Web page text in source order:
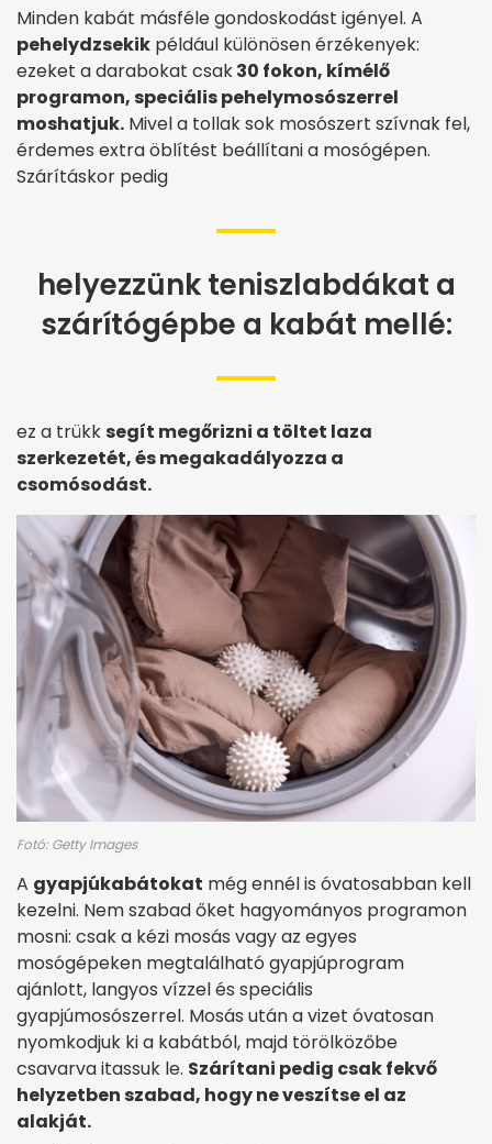
Minden kabát másféle gondoskodást igényel. A
pehelydzsekik például különösen érzékenyek:
ezeket a darabokat csak30 fokon, kímélő
programon, speciális pehelymosószerrel
moshatjuk. Mivel a tollak sok mosószert szívnak fel,
érdemes extra öblítést beállítani a mosógépen.
Szárításkor pedig
helyezzünk teniszlabdákat a
szárítógépbe a kabát mellé:
ez a trükk segít megőrizni a töltet laza
szerkezetét, és megakadályozza a
csomósodást.
Fotó: Getty Images
A gyapjúkabátokat még ennél is óvatosabban kell
kezelni. Nem szabad őket hagyományos programon
mosni: csak a kézi mosás vagy az egyes
mosógépeken megtalálható gyapjúprogram
ajánlott, langyos vízzel és speciális
gyapjúmosószerrel. Mosás után a vizet óvatosan
nyomkodjuk ki a kabátból, majd törölközőbe
csavarva itassuk le. Szárítani pedig csak fekvő
helyzetben szabad, hogy ne veszítse el az
alakját.